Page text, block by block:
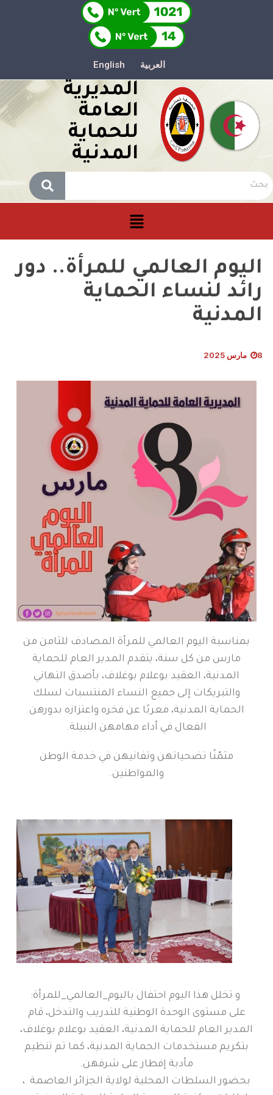
العربية English
المديرية
العامة
للحماية
المدنية
اليوم العالمي للمرأة.. دور
رائد لنساء الحماية
المدنية
8 مارس 2025
بمناسبة اليوم العالمي للمرأة المصادف للثامن من
مارس من كل سنة، يتقدم المدير العام للحماية
المدنية، العقيد بوعلام بوغلاف، بأصدق التهاني
والتبريكات إلى جميع النساء المنتسبات لسلك
الحماية المدنية، معربًا عن فخره واعتزازه بدورهن
الفعال في أداء مهامهن النبيلة.
مثمّنًا تضحياتهن وتفانيهن في خدمة الوطن
والمواطنين.
و تخلل هذا اليوم احتفال باليوم_العالمي_للمرأة:
على مستوى الوحدة الوطنية للتدريب والتدخل، قام
المدير العام للحماية المدنية، العقيد بوعلام بوغلاف،
بتكريم مستخدمات الحماية المدنية، كما تم تنظيم
مأدبة إفطار على شرفهن.
بحضور السلطات المحلية لولاية الجزائر العاصمة ،